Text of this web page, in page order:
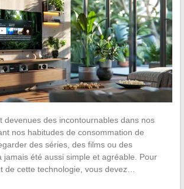
devenues des incontournables dans nos
nos habitudes de consommation de
des séries, des films ou des
jamais été aussi simple et agréable. Pour
de cette technologie, vous devez…